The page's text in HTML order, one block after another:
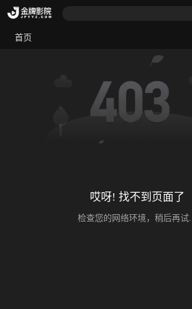
首页
哎呀! 找不到页面了
检查您的网络环境，稍后再试...